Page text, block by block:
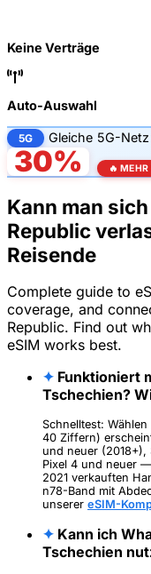
Keine Verträge
Auto-Auswahl
5G Gleiche 5G-Netz
30% 🔥
Kann man
Republic
Reisende
Complete guide to
coverage, and
Republic. Find out
eSIM works best.
✦ Funktioniert
Tschechien?
Schnelltest:
40 Ziffern)
und neuer (2018+),
Pixel 4 und neuer
2021 verkauften
n78-Band mit
unserer eSIM-
✦ Kann ich
Tschechien